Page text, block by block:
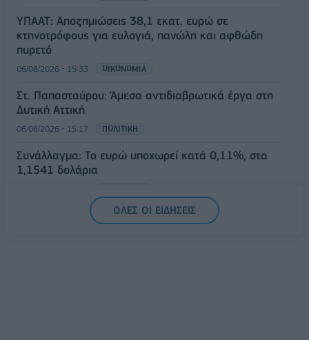
ΥΠΑΑΤ: Αποζημιώσεις 38,1 εκατ. ευρώ σε
κτηνοτρόφους για ευλογιά, πανώλη και αφθώδη
πυρετό
06/08/2026 - 15:33 ΟΙΚΟΝΟΜΙΑ
Στ. Παπασταύρου: Άμεσα αντιδιαβρωτικά έργα στη
Δυτική Αττική
06/08/2026 - 15:17 ΠΟΛΙΤΙΚΗ
Συνάλλαγμα: Το ευρώ υποχωρεί κατά 0,11%, στα
1,1541 δολάρια
ΟΛΕΣ ΟΙ ΕΙΔΗΣΕΙΣ